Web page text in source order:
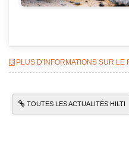
PLUS D'INFORMATIONS SUR LE
TOUTES LES ACTUALITÉS HILTI